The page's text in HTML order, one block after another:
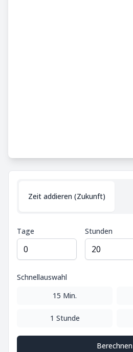
Zeit addieren (Zukunft)
Tage Stunden
Schnellauswahl
15 Min.
1 Stunde
Berechnen